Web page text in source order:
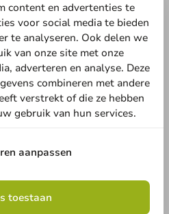
Ø8mm - 5.000 st/ds.
een review
content en advertenties te
voor social media te bieden
te analyseren. Ook delen we
van onze site met onze
adverteren en analyse. Deze
combineren met andere
verstrekt of die ze hebben
gebruik van hun services.
aanpassen
toestaan